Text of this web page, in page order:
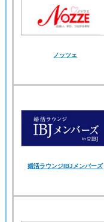
ノッツェ
婚活ラウンジIBJメンバーズ